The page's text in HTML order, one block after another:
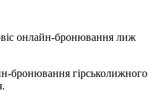
онлайн-бронювання лиж
бронювання гірськолижного